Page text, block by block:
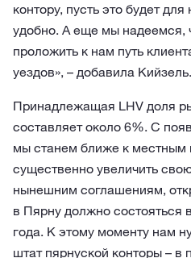
контору, пусть это будет
удобно. А еще мы надеемся,
проложить к нам путь
уездов», – добавила Кийзель.
Принадлежащая LHV доля
составляет около 6%. С
мы станем ближе к местным
существенно увеличить
нынешним соглашениям,
в Пярну должно состояться
года. К этому моменту нам
штат пярнуской конторы – в